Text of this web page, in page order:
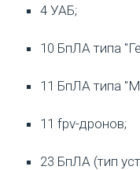
4 УАБ;
10 БпЛА типа
11 БпЛА типа
11 fpv-дронов;
23 БпЛА (тип